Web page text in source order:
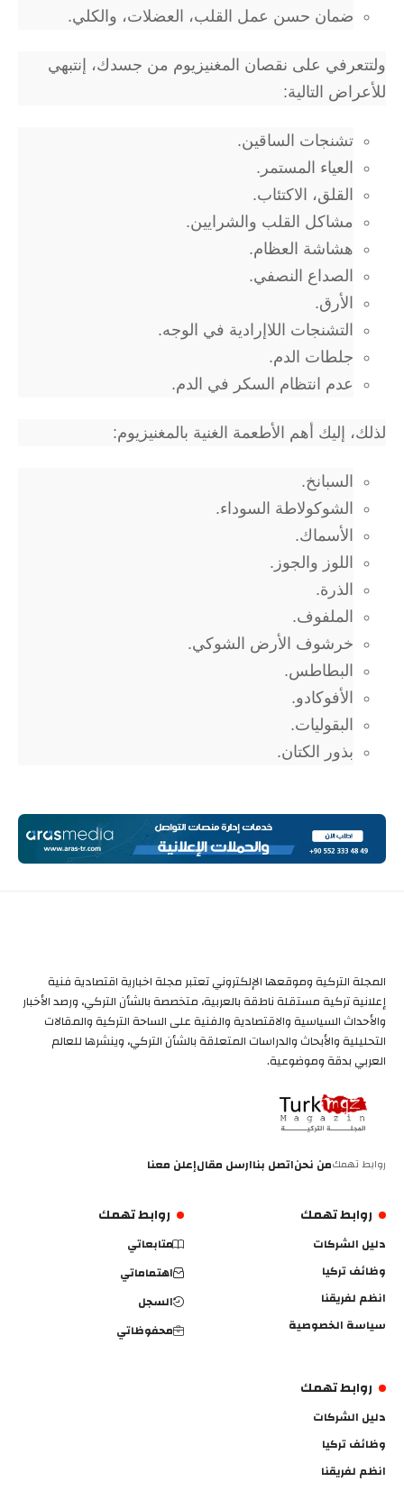
ضمان حسن عمل القلب، العضلات، والكلي.
ولتتعرفي على نقصان المغنيزيوم من جسدك، إنتبهي
للأعراض التالية:
تشنجات الساقين.
العياء المستمر.
القلق، الاكتئاب.
مشاكل القلب والشرايين.
هشاشة العظام.
الصداع النصفي.
الأرق.
التشنجات اللاإرادية في الوجه.
جلطات الدم.
عدم انتظام السكر في الدم.
لذلك، إليك أهم الأطعمة الغنية بالمغنيزيوم:
السبانخ.
الشوكولاطة السوداء.
الأسماك.
اللوز والجوز.
الذرة.
الملفوف.
خرشوف الأرض الشوكي.
البطاطس.
الأفوكادو.
البقوليات.
بذور الكتان.
المجلة التركية وموقعها الإلكتروني تعتبر مجلة اخبارية اقتصادية فنية
إعلانية تركية مستقلة ناطقة بالعربية، متخصصة بالشأن التركي، ورصد الأخبار
والأحداث السياسية والاقتصادية والفنية على الساحة التركية والمقالات
التحليلية والأبحاث والدراسات المتعلقة بالشأن التركي، وينشرها للعالم
العربي بدقة وموضوعية.
روابط تهمكمن نحناتصل بناارسل مقالإعلن معنا
روابط تهمك
دليل الشركات
وظائف تركيا
انظم لفريقنا
سياسة الخصوصية
روابط تهمك
متابعاتي
اهتماماتي
السجل
محفوظاتي
روابط تهمك
دليل الشركات
وظائف تركيا
انظم لفريقنا